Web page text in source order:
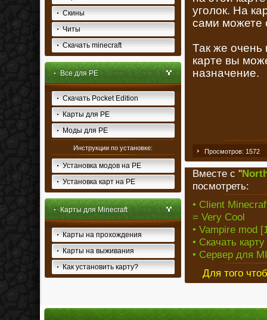
Скины
Читы
Скачать minecraft
Все для PE
Скачать Pocket Edition
Карты для PE
Моды для PE
Инструкции по установке:
Установка модов на PE
Установка карт на PE
Карты для Minecraft
Карты на прохождения
Карты на выживания
Как установить карту?
уголок. На
сами можете
Так же очень
карте вы
назначение.
Просмотров: 1572
Вместе с "
посмотреть:
• Client
= Very Cool
• Vampire mod
• Скачать
• Сервер для
Для того